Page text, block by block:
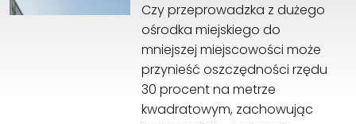
Czy przeprowadzka z dużego
ośrodka miejskiego do
mniejszej miejscowości może
przynieść oszczędności rzędu
30 procent na metrze
kwadratowym, zachowując